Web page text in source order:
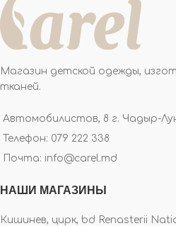
Магазин детской одежды,
тканей.
Автомобилистов, 8 г. Чадыр-
Телефон: 079 222 338
Почта: info@carel.md
НАШИ МАГАЗИНЫ
Кишинев, цирк, bd Renasterii